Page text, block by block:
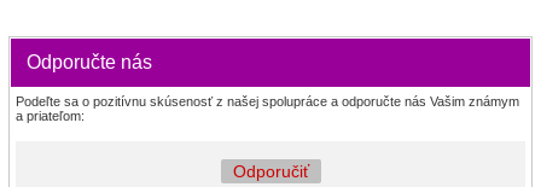
Odporučte nás
Podeľte sa o pozitívnu skúsenosť z našej spolupráce a odporučte nás Vašim známym
a priateľom:
Odporučiť